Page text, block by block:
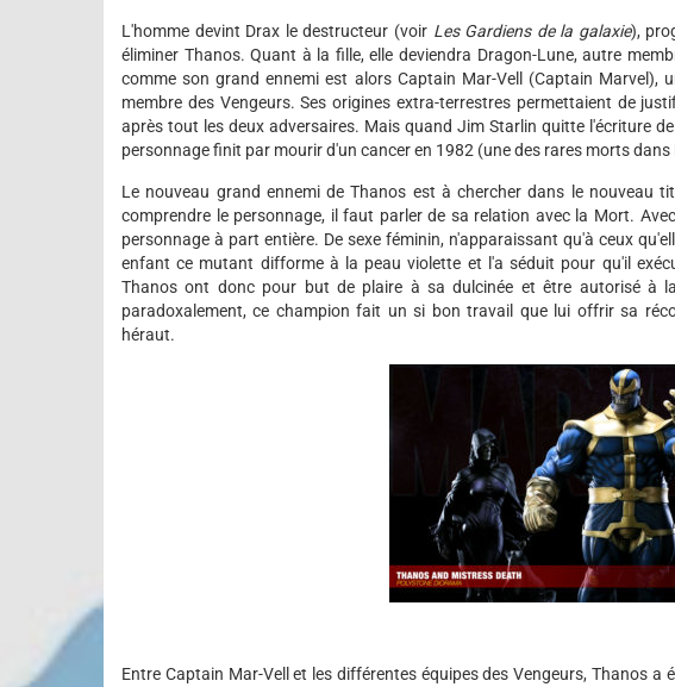
L'homme devint Drax le destructeur (voir Les Gardiens de la galaxie),
éliminer Thanos. Quant à la fille, elle deviendra Dragon-Lune, autre
comme son grand ennemi est alors Captain Mar-Vell (Captain Marvel),
membre des Vengeurs. Ses origines extra-terrestres permettaient de
après tout les deux adversaires. Mais quand Jim Starlin quitte l'écriture
personnage finit par mourir d'un cancer en 1982 (une des rares morts
Le nouveau grand ennemi de Thanos est à chercher dans le nouveau
comprendre le personnage, il faut parler de sa relation avec la Mort.
personnage à part entière. De sexe féminin, n'apparaissant qu'à ceux
enfant ce mutant difforme à la peau violette et l'a séduit pour qu'il
Thanos ont donc pour but de plaire à sa dulcinée et être autorisé à
paradoxalement, ce champion fait un si bon travail que lui offrir sa
héraut.
Entre Captain Mar-Vell et les différentes équipes des Vengeurs, Thanos a